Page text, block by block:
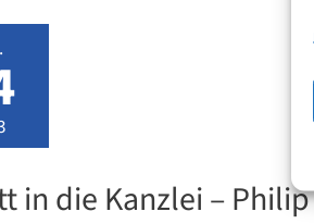
in die Kanzlei –